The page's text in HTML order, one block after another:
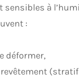
sensibles à
:
déformer,